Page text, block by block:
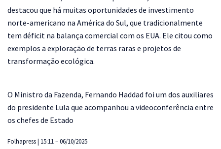
destacou que há muitas oportunidades de investimento
norte-americano na América do Sul, que tradicionalmente
tem déficit na balança comercial com os EUA. Ele citou como
exemplos a exploração de terras raras e projetos de
transformação ecológica.
O Ministro da Fazenda, Fernando Haddad foi um dos auxiliares
do presidente Lula que acompanhou a videoconferência entre
os chefes de Estado
Folhapress | 15:11 – 06/10/2025